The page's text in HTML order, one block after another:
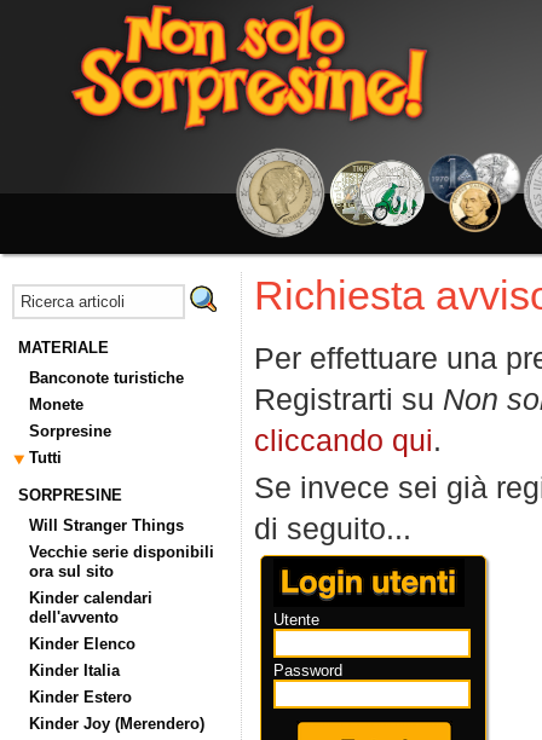
MATERIALE
Banconote turistiche
Monete
Sorpresine
Tutti
SORPRESINE
Will Stranger Things
Vecchie serie disponibili
ora sul sito
Kinder calendari
dell'avvento
Kinder Elenco
Kinder Italia
Kinder Estero
Kinder Joy (Merendero)
Richiesta
Per effettuare una
Registrarti su Non
cliccando qui.
Se invece sei già
di seguito...
Utente
Password